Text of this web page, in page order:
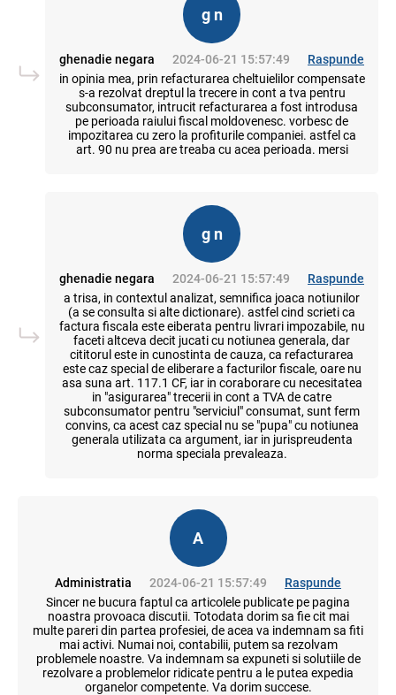
g n
ghenadie negara 2024-06-21 15:57:49
Raspunde
in opinia mea, prin refacturarea cheltuielilor compensate
s-a rezolvat dreptul la trecere in cont a tva pentru
subconsumator, intrucit refacturarea a fost introdusa
pe perioada raiului fiscal moldovenesc. vorbesc de
impozitarea cu zero la profiturile companiei. astfel ca
art. 90 nu prea are treaba cu acea perioada. mersi
g n
ghenadie negara 2024-06-21 15:57:49
Raspunde
a trisa, in contextul analizat, semnifica joaca notiunilor
(a se consulta si alte dictionare). astfel cind scrieti ca
factura fiscala este eiberata pentru livrari impozabile, nu
faceti altceva decit jucati cu notiunea generala, dar
cititorul este in cunostinta de cauza, ca refacturarea
este caz special de eliberare a facturilor fiscale, oare nu
asa suna art. 117.1 CF, iar in coraborare cu necesitatea
in "asigurarea" trecerii in cont a TVA de catre
subconsumator pentru "serviciul" consumat, sunt ferm
convins, ca acest caz special nu se "pupa" cu notiunea
generala utilizata ca argument, iar in jurispreudenta
norma speciala prevaleaza.
A
Administratia 2024-06-21 15:57:49
Raspunde
Sincer ne bucura faptul ca articolele publicate pe pagina
noastra provoaca discutii. Totodata dorim sa fie cit mai
multe pareri din partea profesiei, de acea va indemnam sa fiti
mai activi. Numai noi, contabilii, putem sa rezolvam
problemele noastre. Va indemnam sa expuneti si solutiile de
rezolvare a problemelor ridicate pentru a le putea expedia
organelor competente. Va dorim succese.